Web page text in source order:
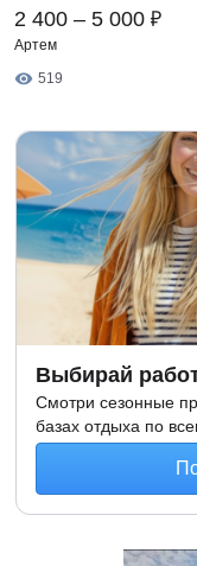
2 400 – 5 000 ₽
Артем
519
Выбирай
Смотри сезонные
базах отдыха по